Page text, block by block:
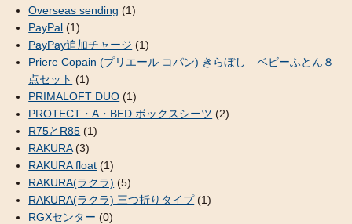
Overseas sending (1)
PayPal (1)
PayPay追加チャージ (1)
Priere Copain (プリエール コパン) きらぼし ベビーふとん８
点セット (1)
PRIMALOFT DUO (1)
PROTECT・A・BED ボックスシーツ (2)
R75とR85 (1)
RAKURA(3)
RAKURA float (1)
RAKURA(ラクラ) (5)
RAKURA(ラクラ) 三つ折りタイプ(1)
RGXセンター (0)